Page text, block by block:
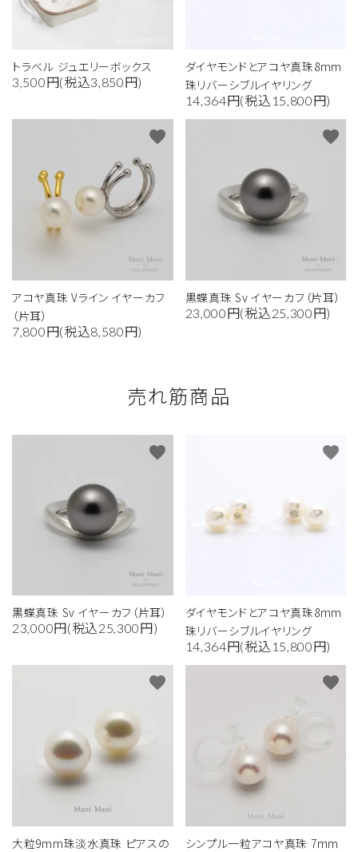
トラベル ジュエリーボックス
3,500円(税込3,850円)
ダイヤモンドとアコヤ真珠8mm
珠リバーシブルイヤリング
14,364円(税込15,800円)
アコヤ真珠 Vライン イヤーカフ
（片耳）
7,800円(税込8,580円)
favorite
黒蝶真珠 Sv イヤーカフ（片耳）
23,000円(税込25,300円)
favorite
売れ筋商品
黒蝶真珠 Sv イヤーカフ（片耳）
23,000円(税込25,300円)
favorite
ダイヤモンドとアコヤ真珠8mm
珠リバーシブルイヤリング
14,364円(税込15,800円)
favorite
大粒9mm珠淡水真珠 ピアスの
favorite
シンプル一粒アコヤ真珠 7mm
favorite